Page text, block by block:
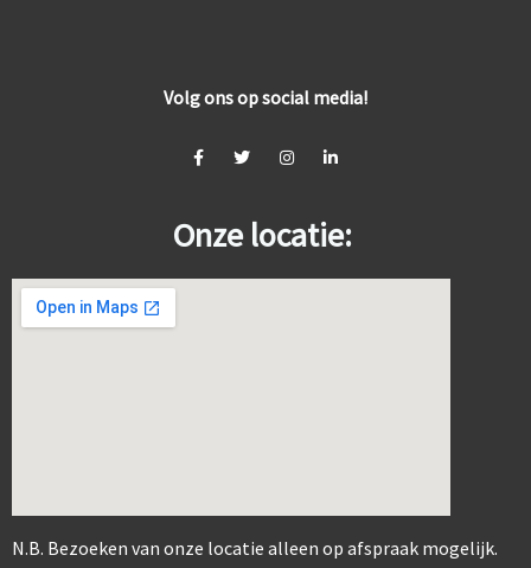
Volg ons op social media!
Onze locatie:
123 movies
N.B. Bezoeken van onze locatie alleen op afspraak mogelijk.